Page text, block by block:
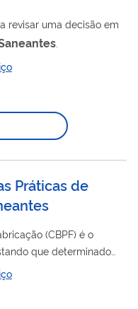
revisar uma decisão em
Práticas de
(CBPF) é o
que determinado
Práticas de Fabricação.
e/ou
emitido pela Anvisa